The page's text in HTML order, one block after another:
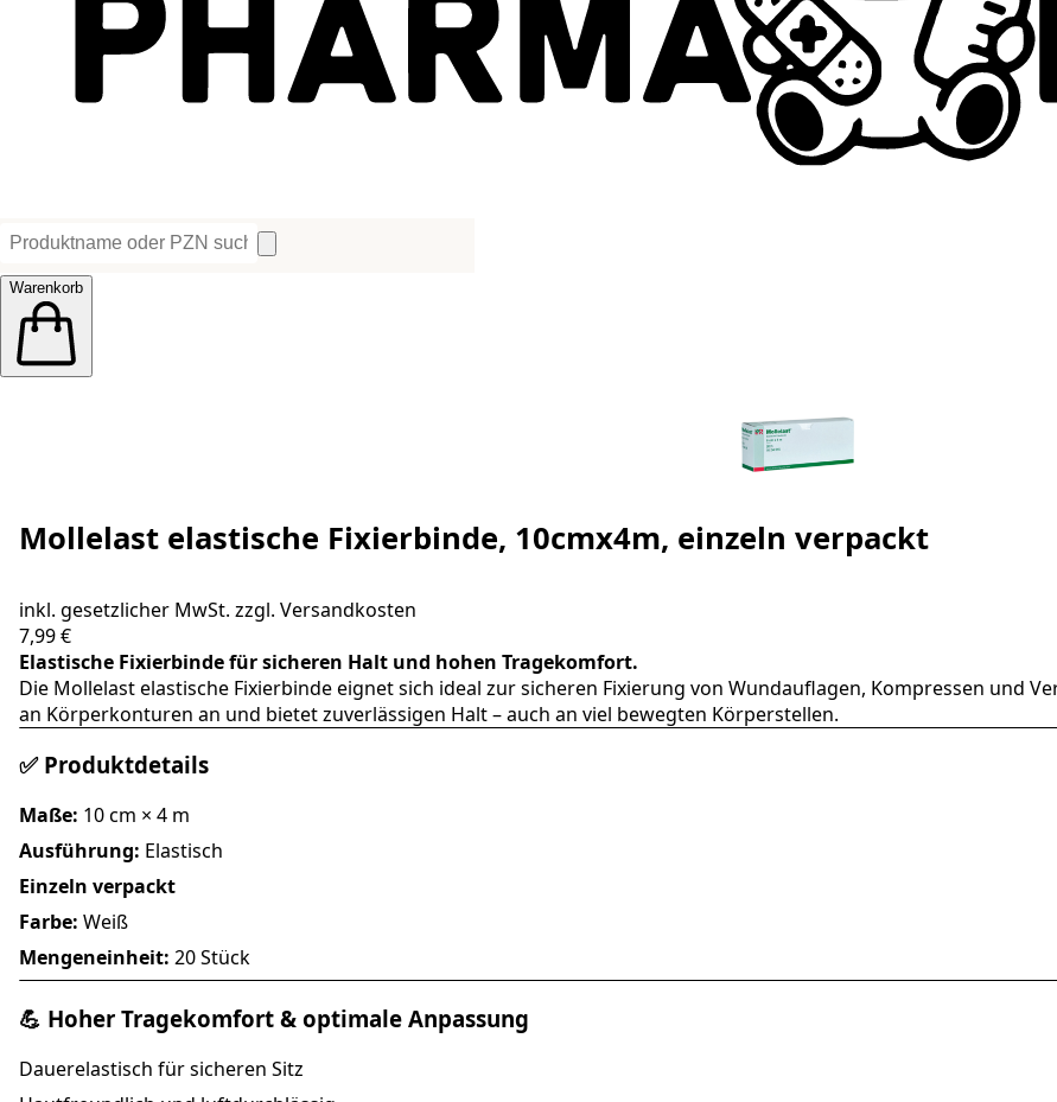
Warenkorb
Mollelast elastische Fixierbinde, 10cmx4m, einzeln verpackt
inkl. gesetzlicher MwSt. zzgl. Versandkosten
7,99 €
Elastische Fixierbinde für sicheren Halt und hohen Tragekomfort.
Die Mollelast elastische Fixierbinde eignet sich ideal zur sicheren Fixierung von Wundauflagen, Kompressen und
an Körperkonturen an und bietet zuverlässigen Halt – auch an viel bewegten Körperstellen.
✅ Produktdetails
Maße: 10 cm × 4 m
Ausführung: Elastisch
Einzeln verpackt
Farbe: Weiß
Mengeneinheit: 20 Stück
💪 Hoher Tragekomfort & optimale Anpassung
Dauerelastisch für sicheren Sitz